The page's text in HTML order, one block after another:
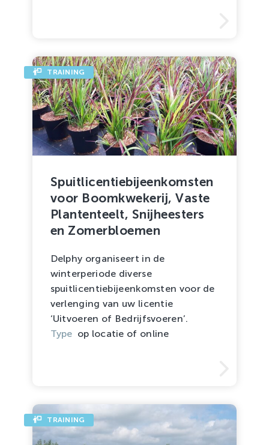
Spuitlicentiebijeenkomsten
voor Boomkwekerij, Vaste
Plantenteelt, Snijheesters
en Zomerbloemen
Delphy organiseert in de
winterperiode diverse
spuitlicentiebijeenkomsten voor de
verlenging van uw licentie
‘Uitvoeren of Bedrijfsvoeren’.
Type op locatie of online
TRAINING
TRAINING